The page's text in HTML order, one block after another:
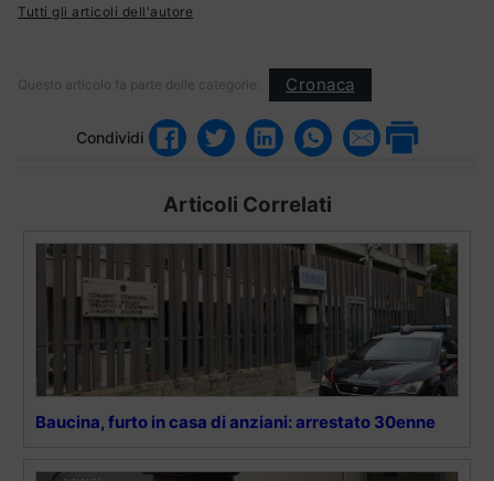
Tutti gli articoli dell'autore
Questo articolo fa parte delle categorie: Cronaca
Condividi
Articoli Correlati
Baucina, furto in casa di anziani: arrestato 30enne